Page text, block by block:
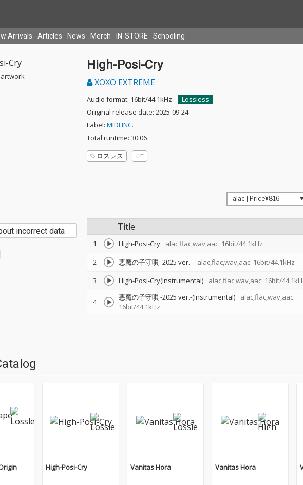
Arrivals Articles News Merch IN-STORE Schooling
High-Posi-Cry
XOXO EXTREME
Audio format: 16bit/44.1kHz
Lossless
Original release date: 2025-09-24
Label: MIDI INC.
Total runtime: 30:06
ロスレス
Title
1 High-Posi-Cry alac,flac,wav,aac: 16bit/44.1kHz
2
悪魔の子守唄 -2025 ver.- alac,flac,wav,aac: 16bit/44.1kHz
3
High-Posi-Cry(Instrumental) alac,flac,wav,aac: 16bit/
4 悪魔の子守唄 -2025 ver.-(Instrumental)
alac,flac,wav,aac:
16bit/44.1kHz
incorrect data
High-Posi-Cry Vanitas Hora Vanitas Hora